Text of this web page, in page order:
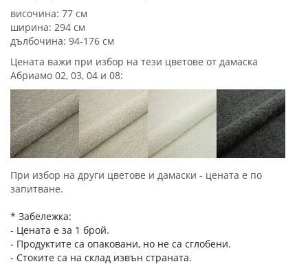
височина: 77 см
ширина: 294 см
дълбочина: 94-176 см
Цената важи при избор на тези цветове от дамаска
Абриамо 02, 03, 04 и 08:
При избор на други цветове и дамаски - цената е по
запитване.
* Забележка:
- Цената е за 1 брой.
- Продуктите са опаковани, но не са сглобени.
- Стоките са на склад извън страната.